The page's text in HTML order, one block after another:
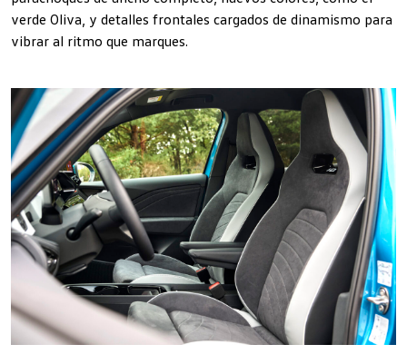
verde Oliva, y detalles frontales cargados de dinamismo para
vibrar al ritmo que marques.